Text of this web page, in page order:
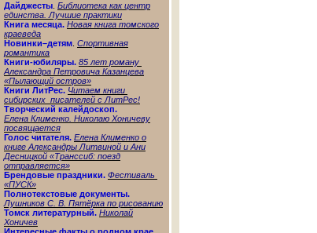
Дайджесты Библиотека как центр
единства. Лучшие практики
Книга месяца. Новая книга томского
краеведа
Новинки–детям Спортивная
романтика
Книги-юбиляры. 85 лет роману
Александра Петровича Казанцева
«Пылающий остров»
Книги ЛитРес. Читаем книги
сибирских писателей с ЛитРес!
Творческий калейдоскоп.
Елена Клименко. Николаю Хоничеву
посвящается
Голос читателя. Елена Клименко о
книге Александры Литвиной и Ани
Десницкой «Транссиб: поезд
отправляется»
Брендовые праздники. Фестиваль
«ПУСК»
Полнотекстовые документы.
Лушников С. В. Пятёрка по рисованию
Томск литературный. Николай
Хоничев